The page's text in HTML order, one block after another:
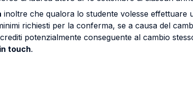
inoltre che qualora lo studente volesse
richiesti per la conferma, se a causa del
potenzialmente conseguente al cambio
touch.